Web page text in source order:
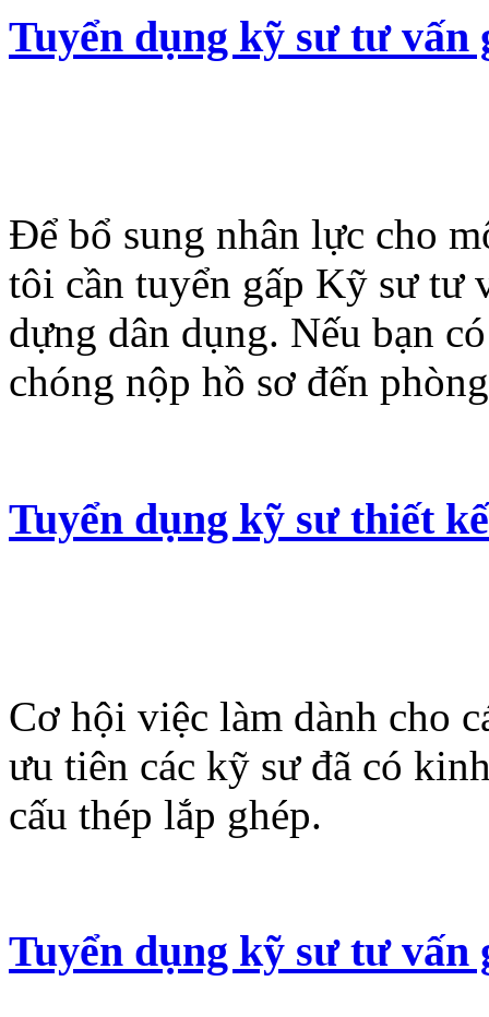
Tuyển dụng kỹ sư tư vấn
Để bổ sung nhân lực cho
tôi cần tuyển gấp Kỹ sư tư
dựng dân dụng. Nếu bạn
chóng nộp hồ sơ đến
Tuyển dụng kỹ sư thiết
Cơ hội việc làm dành cho
ưu tiên các kỹ sư đã có
cấu thép lắp ghép.
Tuyển dụng kỹ sư tư vấn